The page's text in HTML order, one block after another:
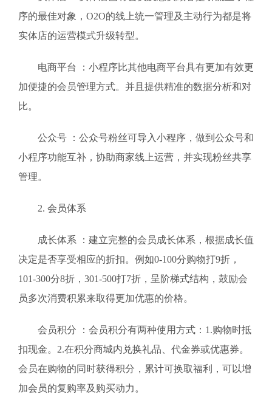
序的最佳对象，O2O的线上统一管理及主动行为都是将
实体店的运营模式升级转型。
电商平台 ：小程序比其他电商平台具有更加有效更
加便捷的会员管理方式。并且提供精准的数据分析和对
比。
公众号 ：公众号粉丝可导入小程序，做到公众号和
小程序功能互补，协助商家线上运营，并实现粉丝共享
管理。
2. 会员体系
成长体系 ：建立完整的会员成长体系，根据成长值
决定是否享受相应的折扣。例如0-100分购物打9折，
101-300分8折，301-500打7折，呈阶梯式结构，鼓励会
员多次消费积累来取得更加优惠的价格。
会员积分 ：会员积分有两种使用方式：1.购物时抵
扣现金。2.在积分商城内兑换礼品、代金券或优惠券。
会员在购物的同时获得积分，累计可换取福利，可以增
加会员的复购率及购买动力。